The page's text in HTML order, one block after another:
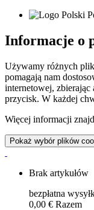
Informacje o
Używamy różnych
pomagają nam
internetowej,
przycisk. W każdej
Więcej informacji
Pokaż wybór plików
Brak artykułów
bezpłatna
0,00 € Razem